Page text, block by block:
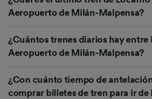
Aeropuerto de Milán-Malpensa?
¿Cuántos trenes diarios hay entre
Aeropuerto de Milán-Malpensa?
¿Con cuánto tiempo de
comprar billetes de tren para ir de